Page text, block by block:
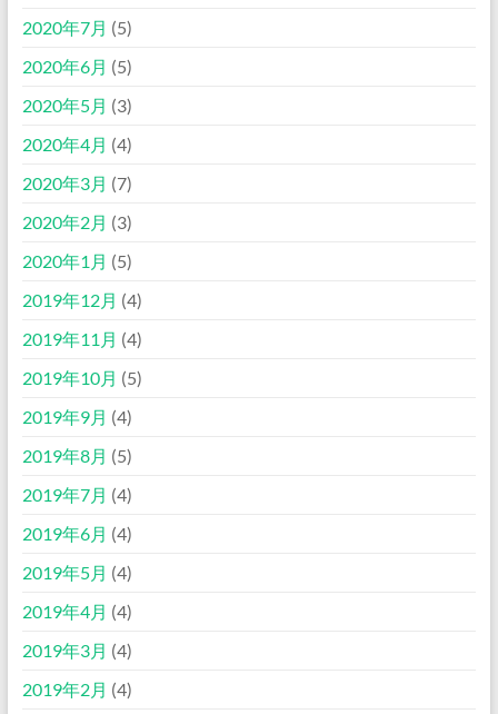
2020年7月 (5)
2020年6月 (5)
2020年5月 (3)
2020年4月 (4)
2020年3月 (7)
2020年2月 (3)
2020年1月 (5)
2019年12月 (4)
2019年11月 (4)
2019年10月 (5)
2019年9月 (4)
2019年8月 (5)
2019年7月 (4)
2019年6月 (4)
2019年5月 (4)
2019年4月 (4)
2019年3月 (4)
2019年2月 (4)